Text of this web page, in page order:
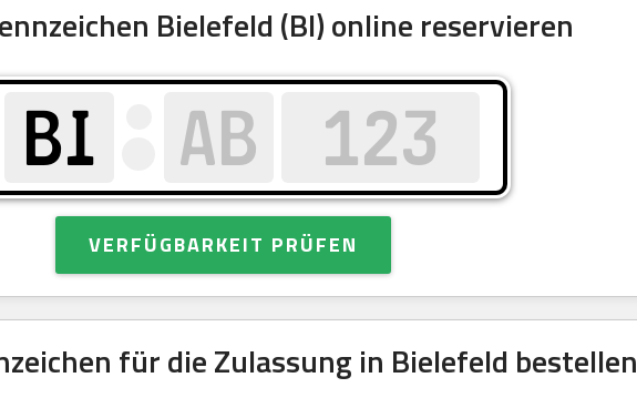
Bielefeld (BI) online reservieren
VERFÜGBARKEIT PRÜFEN
für die Zulassung in Bielefeld bestellen